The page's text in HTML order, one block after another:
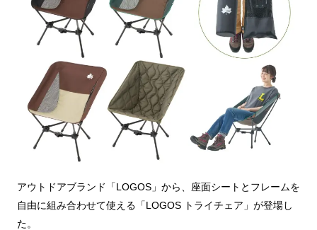
アウトドアブランド「LOGOS」から、座面シートとフレームを
自由に組み合わせて使える「LOGOS トライチェア」が登場し
た。